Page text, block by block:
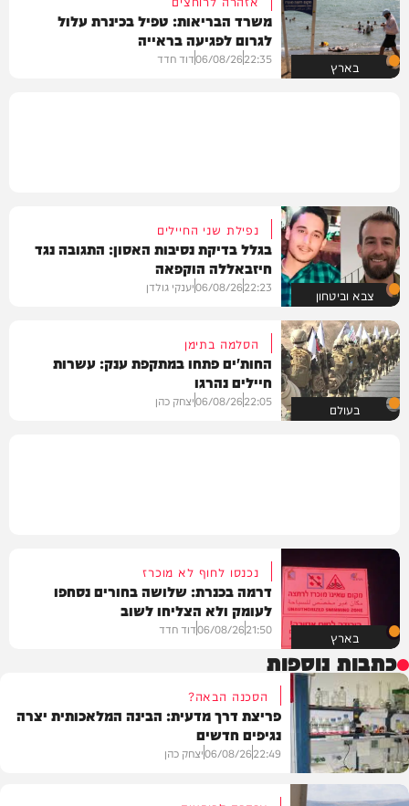
בארץ
משרד הבריאות: טפיל בכינרת עלול
לגרום לפגיעה בראייה
22:35
06/08/26דוד חדד
צבא וביטחון
נפילת שני החיילים
בגלל בדיקת נסיבות האסון: התגובה נגד
חיזבאללה הוקפאה
22:23
06/08/26יענקי גולדן
בעולם
הסלמה בתימן
החות'ים פתחו במתקפת ענק: עשרות
חיילים נהרגו
22:05
06/08/26יצחק כהן
בארץ
נכנסו לחוף לא מוכרז
דרמה בכנרת: שלושה בחורים נסחפו
לעומק ולא הצליחו לשוב
21:50
06/08/26דוד חדד
כתבות נוספות
הסכנה הבאה?
פריצת דרך מדעית: הבינה המלאכותית יצרה
נגיפים חדשים
22:49
06/08/26יצחק כהן